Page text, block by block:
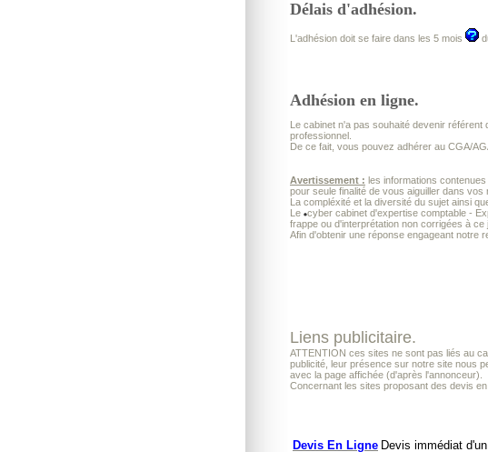
Délais d'adhésion.
L'adhésion doit se faire dans les 5 mois
Adhésion en ligne.
Le cabinet n'a pas souhaité devenir
professionnel.
De ce fait, vous pouvez adhérer au CGA/
Avertissement : les informations
pour seule finalité de vous aiguiller dans vos
La compléxité et la diversité du sujet ainsi
Le cyber cabinet d'expertise comptable -
frappe ou d'interprétation non corrigées à ce
Afin d'obtenir une réponse engageant notre
Liens publicitaire.
ATTENTION ces sites ne sont pas liés au
publicité, leur présence sur notre site nous
avec la page affichée (d'après l'annonceur).
Concernant les sites proposant des devis
Devis En Ligne Devis immédiat